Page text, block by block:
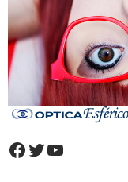
Facebook
Twitter
YouTube